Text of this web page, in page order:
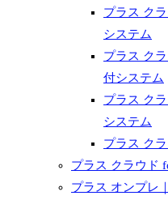
プラス ク
システム
プラス ク
付システム
プラス ク
システム
プラス ク
プラス クラウド
プラス オンプレ